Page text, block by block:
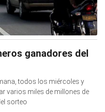
ganadores del
todos los miércoles y
varios miles de millones de
sorteo